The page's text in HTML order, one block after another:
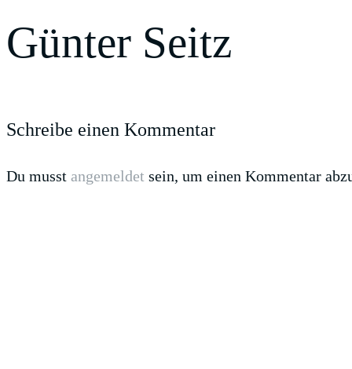
Günter Seitz
Schreibe einen Kommentar
Du musst angemeldet sein, um einen Kommentar